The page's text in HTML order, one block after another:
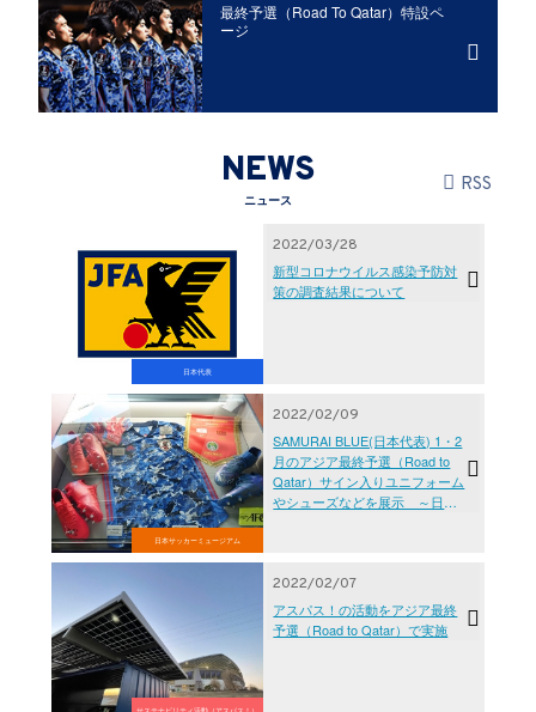
最終予選（Road To Qatar）特設ペ
ージ
NEWS
ニュース
RSS
日本代表
2022/03/28
新型コロナウイルス感染予防対
策の調査結果について
日本サッカーミュージアム
2022/02/09
SAMURAI BLUE(日本代表) 1・2
月のアジア最終予選（Road to
Qatar）サイン入りユニフォーム
やシューズなどを展示 ～日本
2022/02/07
アスパス！の活動をアジア最終
予選（Road to Qatar）で実施